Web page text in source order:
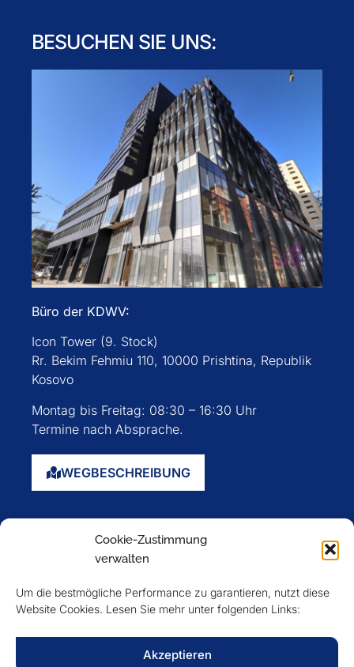
Cookie-Zustimmung
verwalten
Um die bestmögliche Performance zu garantieren, nutzt diese
Website Cookies. Lesen Sie mehr unter folgenden Links:
Akzeptieren
BESUCHEN SIE UNS:
Büro der KDWV:
Icon Tower (9. Stock)
Rr. Bekim Fehmiu 110, 10000 Prishtina, Republik
Kosovo
Montag bis Freitag: 08:30 – 16:30 Uhr
Termine nach Absprache.
WEGBESCHREIBUNG
Mitglieder